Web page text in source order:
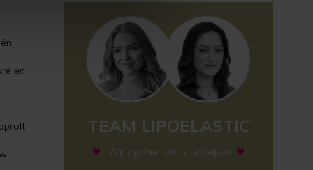
en
TEAM LIPOELASTIC
Wij zijn hier om u te helpen